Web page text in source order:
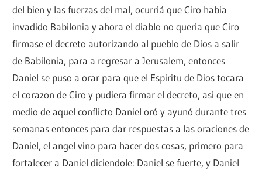
del bien y las fuerzas del mal, ocurriá que Ciro habia
invadido Babilonia y ahora el diablo no queria que Ciro
firmase el decreto autorizando al pueblo de Dios a salir
de Babilonia, para a regresar a Jerusalem, entonces
Daniel se puso a orar para que el Espiritu de Dios tocara
el corazon de Ciro y pudiera firmar el decreto, asi que en
medio de aquel conflicto Daniel oró y ayunó durante tres
semanas entonces para dar respuestas a las oraciones de
Daniel, el angel vino para hacer dos cosas, primero para
fortalecer a Daniel diciendole: Daniel se fuerte, y Daniel